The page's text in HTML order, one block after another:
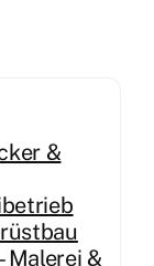
&
Malerei &